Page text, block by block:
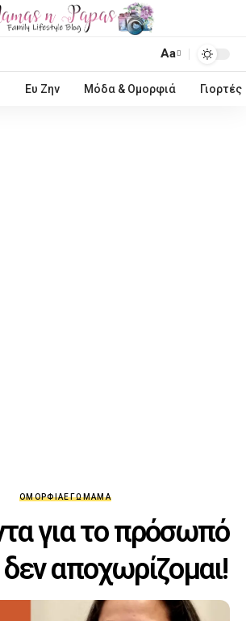
Aa
Ευ Ζην Μόδα & Ομορφιά Γιορτές
ΟΜΟΡΦΙΆΕΓΏΜΑΜΆ
για το πρόσωπό
αποχωρίζομαι!